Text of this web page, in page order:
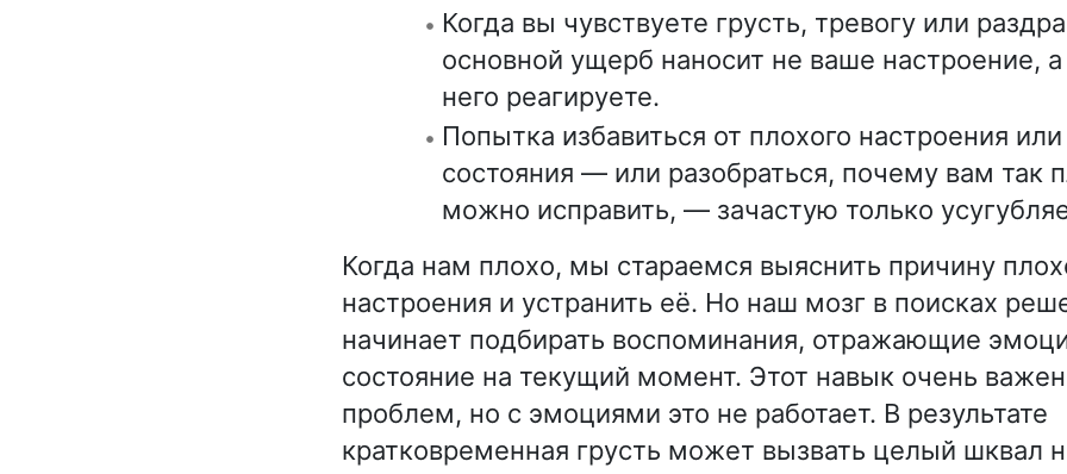
Когда вы чувствуете грусть, тревогу или
основной ущерб наносит не ваше настроение,
него реагируете.
Попытка избавиться от плохого настроения
состояния — или разобраться, почему вам так
можно исправить, — зачастую только
Когда нам плохо, мы стараемся выяснить причину
настроения и устранить её. Но наш мозг в поисках
начинает подбирать воспоминания, отражающие
состояние на текущий момент. Этот навык очень
проблем, но с эмоциями это не работает. В результате
кратковременная грусть может вызвать целый шквал